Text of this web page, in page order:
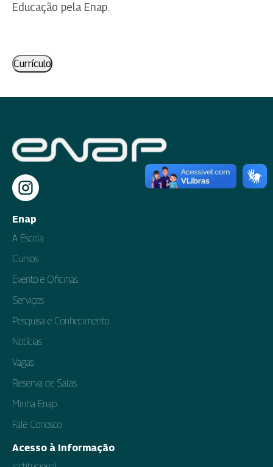
Educação pela Enap.
Currículo
Enap
A Escola
Cursos
Evento e Oficinas
Serviços
Pesquisa e Conhecimento
Notícias
Vagas
Reserva de Salas
Minha Enap
Fale Conosco
Acesso à Informação